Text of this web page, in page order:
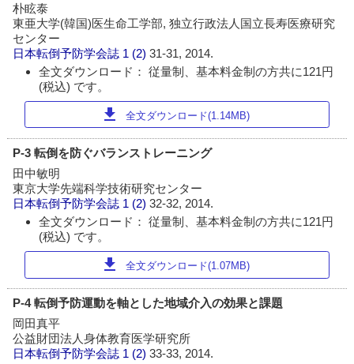
朴眩泰
東亜大学(韓国)医生命工学部, 独立行政法人国立長寿医療研究
センター
日本転倒予防学会誌 1 (2)31-31, 2014.
全文ダウンロード： 従量制、基本料金制の方共に121円
(税込) です。
download 全文ダウンロード(1.14MB)
P-3 転倒を防ぐバランストレーニング
田中敏明
東京大学先端科学技術研究センター
日本転倒予防学会誌 1 (2)32-32, 2014.
全文ダウンロード： 従量制、基本料金制の方共に121円
(税込) です。
download 全文ダウンロード(1.07MB)
P-4 転倒予防運動を軸とした地域介入の効果と課題
岡田真平
公益財団法人身体教育医学研究所
日本転倒予防学会誌 1 (2)33-33, 2014.